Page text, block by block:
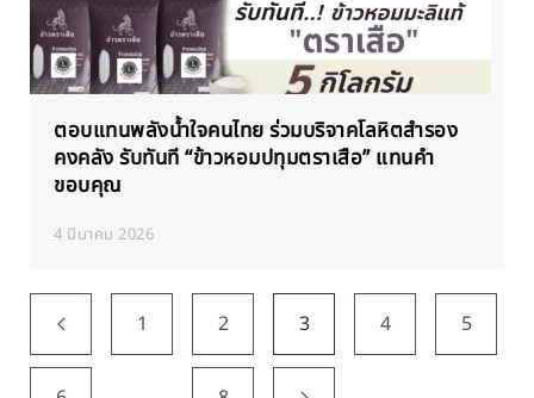
ตอบแทนพลังน้ำใจคนไทย ร่วมบริจาคโลหิตสำรอง
คงคลัง รับทันที “ข้าวหอมปทุมตราเสือ” แทนคำ
ขอบคุณ
4 มีนาคม 2026
1 2 3 4 5